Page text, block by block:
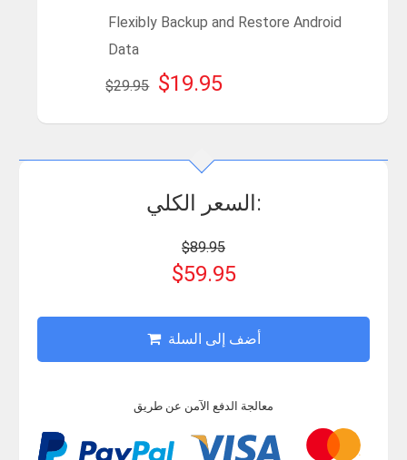
Flexibly Backup and Restore Android
Data
$19.95
$29.95
السعر الكلي:
$89.95
$59.95
أضف إلى السلة
معالجة الدفع الآمن عن طريق